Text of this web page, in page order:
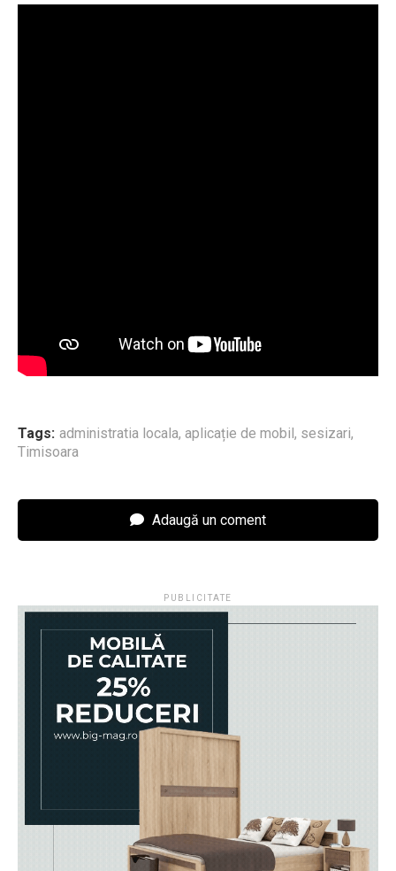
Tags: administratia locala, aplicație de mobil, sesizari,
Timisoara
Adaugă un coment
PUBLICITATE